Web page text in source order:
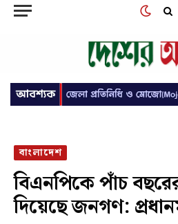
বাংলাদেশ
বিএনপিকে পাঁচ
দিয়েছে জনগণ: